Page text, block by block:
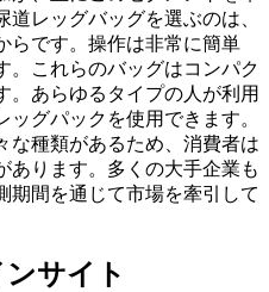
レッグバッグを選ぶのは、
らです。操作は非常に簡単
。これらのバッグはコンパク
。あらゆるタイプの人が利用
ッグパックを使用できます。
な種類があるため、消費者は
あります。多くの大手企業も
期間を通じて市場を牽引して
サイト